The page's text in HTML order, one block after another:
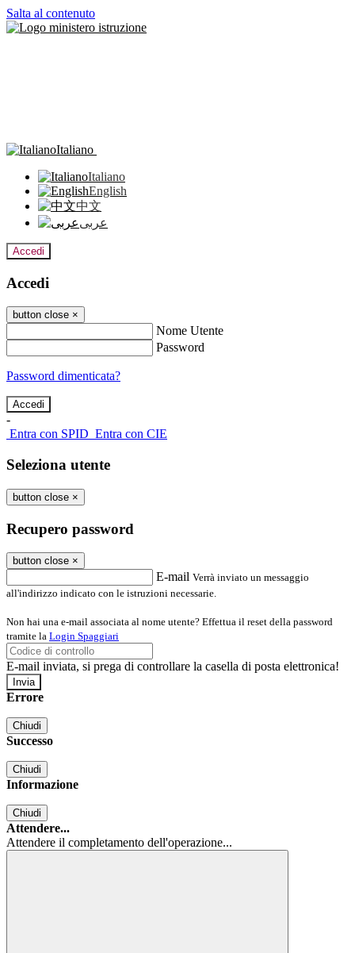
Salta al contenuto
Italiano
Italiano
English
中文
عربى
Accedi
Accedi
button close ×
Nome Utente
Password
Password dimenticata?
-
Entra con SPID Entra con CIE
Seleziona utente
button close ×
Recupero password
button close ×
E-mail Verrà inviato un messaggio
all'indirizzo indicato con le istruzioni necessarie.
Non hai una e-mail associata al nome utente? Effettua il reset della password
tramite la Login Spaggiari
E-mail inviata, si prega di controllare la casella di posta elettronica!
Errore
Chiudi
Successo
Chiudi
Informazione
Chiudi
Attendere...
Attendere il completamento dell'operazione...